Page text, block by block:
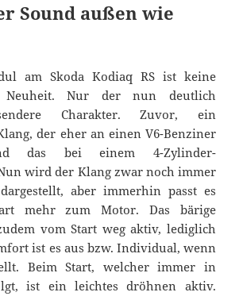
Sound außen wie
am Skoda Kodiaq RS ist keine
Neuheit. Nur der nun deutlich
Charakter. Zuvor, ein
der eher an einen V6-Benziner
das bei einem 4-Zylinder-
wird der Klang zwar noch immer
aber immerhin passt es
mehr zum Motor. Das bärige
vom Start weg aktiv, lediglich
ist es aus bzw. Individual, wenn
Beim Start, welcher immer in
ist ein leichtes dröhnen aktiv.